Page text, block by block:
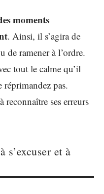
moments
. Ainsi, il s’agira de
de ramener à l’ordre.
tout le calme qu’il
pas.
ses erreurs
s’excuser et à